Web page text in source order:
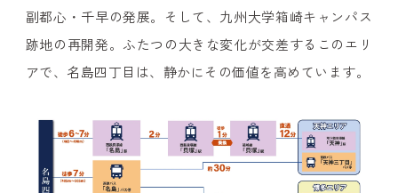
副都心・千早の発展。そして、九州大学箱崎キャンパス
跡地の再開発。ふたつの大きな変化が交差するこのエリ
アで、名島四丁目は、静かにその価値を高めています。